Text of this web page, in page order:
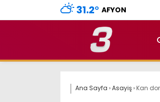
31.2° AFYON
Ana Sayfa ›Asayiş› Kan